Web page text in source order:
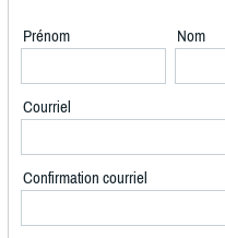
Prénom Nom
Courriel
Confirmation courriel